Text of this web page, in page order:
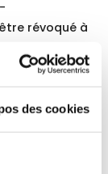
des cookies
révoqué à
fin.